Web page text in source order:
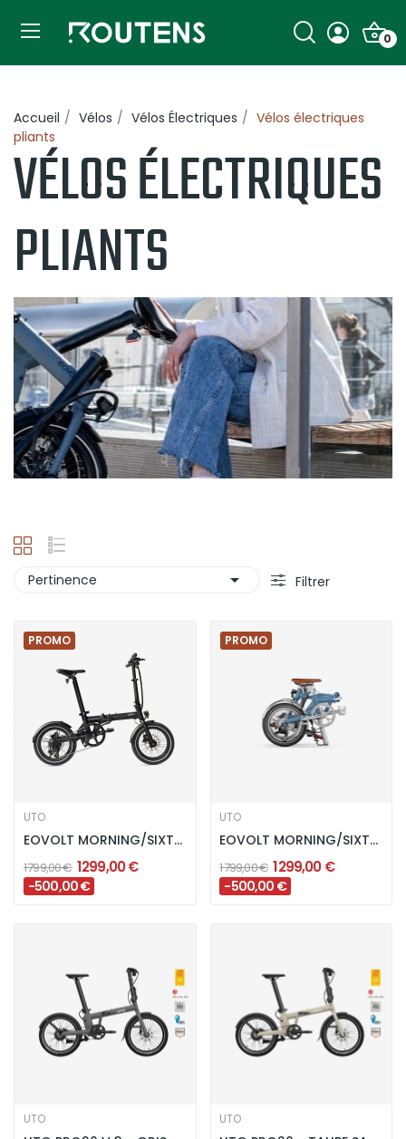
0
Accueil Vélos Vélos Électriques
Vélos électriques
pliants
VÉLOS ÉLECTRIQUES
PLIANTS
Pertinence  Filtrer
PROMO
UTO
EOVOLT MORNING/SIXTEEN - NOIR ONYX
1 799,00 € 1 299,00 €
-500,00 €
PROMO
UTO
EOVOLT MORNING/SIXTEEN - BLEU SATIN
1 799,00 € 1 299,00 €
-500,00 €
UTO UTO